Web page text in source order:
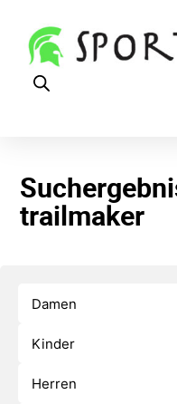
trailmaker
Damen
Kinder
Herren